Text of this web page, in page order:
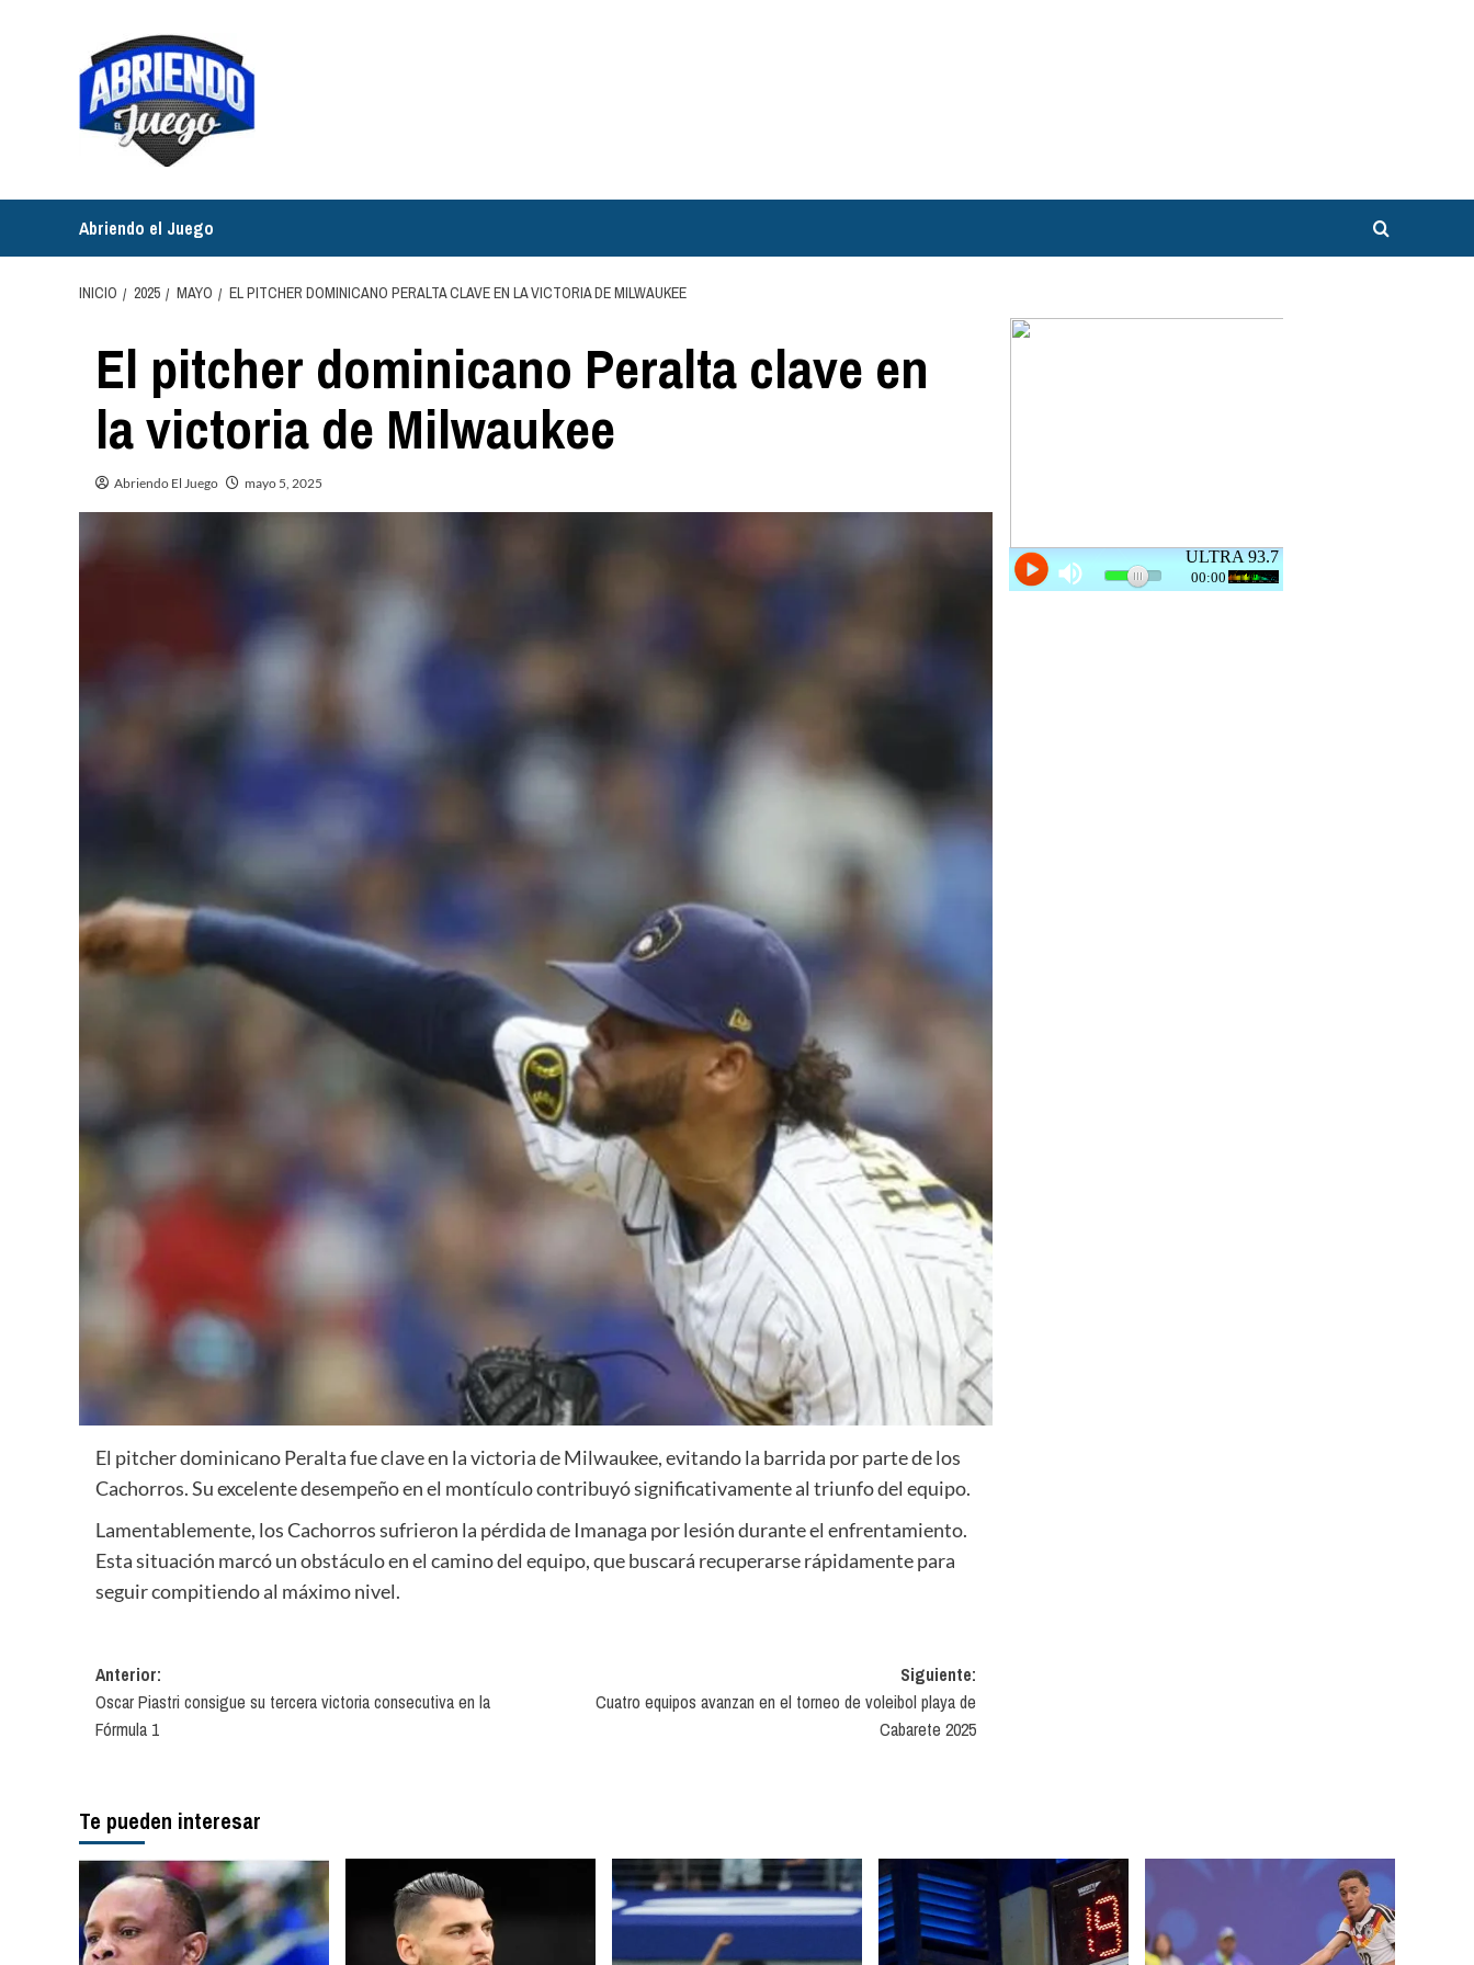
Abriendo el Juego
INICIO 2025 MAYO EL PITCHER DOMINICANO PERALTA CLAVE EN LA VICTORIA DE MILWAUKEE
El pitcher dominicano Peralta clave en
la victoria de Milwaukee
Abriendo El Juego mayo 5, 2025
El pitcher dominicano Peralta fue clave en la victoria de Milwaukee, evitando la barrida por parte de los
Cachorros. Su excelente desempeño en el montículo contribuyó significativamente al triunfo del equipo.
Lamentablemente, los Cachorros sufrieron la pérdida de Imanaga por lesión durante el enfrentamiento.
Esta situación marcó un obstáculo en el camino del equipo, que buscará recuperarse rápidamente para
seguir compitiendo al máximo nivel.
Navegación
de
entradas
Anterior:
Oscar Piastri consigue su tercera victoria consecutiva en la
Fórmula 1
Siguiente:
Cuatro equipos avanzan en el torneo de voleibol playa de
Cabarete 2025
Te pueden interesar